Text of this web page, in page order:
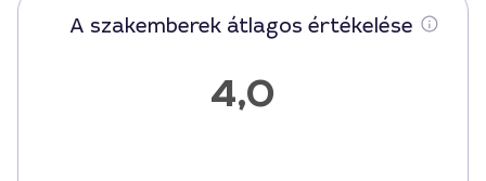
A szakemberek átlagos értékelése
4,0